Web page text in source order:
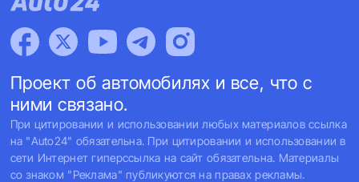
Проект об автомобилях и все, что с
ними связано.
При цитировании и использовании любых материалов ссылка
на "Auto24" обязательна. При цитировании и использовании в
сети Интернет гиперссылка на сайт обязательна. Материалы
со знаком "Реклама" публикуются на правах рекламы.